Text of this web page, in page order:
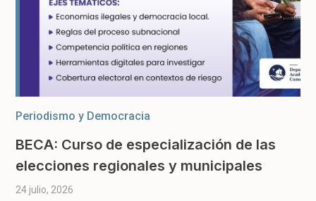
Periodismo y Democracia
BECA: Curso de especialización de las
elecciones regionales y municipales
24 julio, 2026